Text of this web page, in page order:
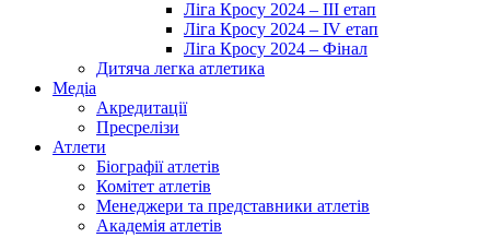
Ліга Кросу 2024 – III етап
Ліга Кросу 2024 – IV етап
Ліга Кросу 2024 – Фінал
Дитяча легка атлетика
Медіа
Акредитації
Пресрелізи
Атлети
Біографії атлетів
Комітет атлетів
Менеджери та представники атлетів
Академія атлетів